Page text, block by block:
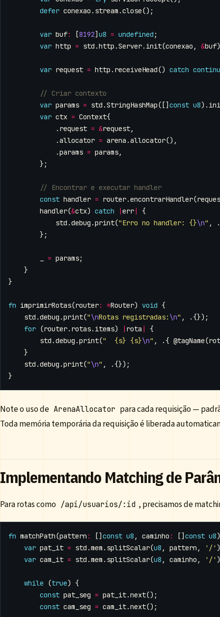
defer conexao . stream .close();
var buf: [8192] u8 = undefined ;
var http = std .http .Server. init(conexao , &buf
var request = http . receiveHead() catch
var params = std .StringHashMap([] const u8).
var ctx = Context{
. request = &request,
.allocator = arena .allocator(),
.params = params,
};
const handler = router.encontrarHandler(
handler(&ctx) catch err
{
std .debug .print("Erro no handler: {}\n" ,
};
= params;
}
}
fn imprimirRotas(router: *Router) void {
std .debug .print("\nRotas registradas: \n" ,
.{});
for (router. rotas. items) rota
{
std .debug .print("  {s} {s}\n" , .{ @tagName(
}
std .debug .print("\n" ,
.{});
}
Note o uso de ArenaAllocator para cada requisição —
Toda memória temporária da requisição é liberada
Implementando Matching de
Para rotas como /api/usuarios/:id , precisamos de
fn matchPath(pattern : [] const u8 , caminho : [] const u8)
var pat_it = std .mem . splitScalar(u8 , pattern , '/'
var cam_it = std .mem . splitScalar(u8 , caminho , '/'
while (true) {
const pat_seg = pat_it.next();
const cam_seg = cam_it.next();